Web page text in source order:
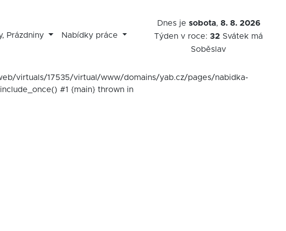
Prázdniny Nabídky práce
Dnes je sobota, 8. 8. 2026
Týden v roce:32 Svátek má
Soběslav
virtuals/17535/virtual/www/domains/yab.cz/pages/nabidka-
#1 {main} thrown in